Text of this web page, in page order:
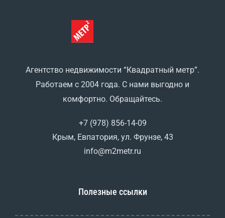
Агентство недвижимости “Квадратный метр”.
Работаем с 2004 года. С нами выгодно и
комфортно. Обращайтесь.
+7 (978) 856-14-09
Крым, Евпатория, ул. Фрунзе, 43
info@m2metr.ru
Полезные ссылки